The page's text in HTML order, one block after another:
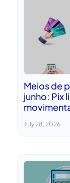
Meios de
junho: Pix
July 28, 2026